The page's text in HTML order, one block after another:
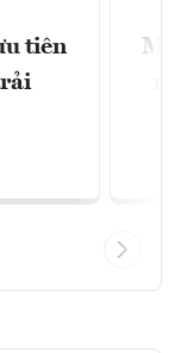
tiên